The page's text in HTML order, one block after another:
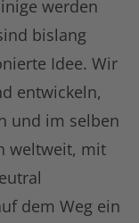
werden
bislang
Idee. Wir
entwickeln,
und im selben
weltweit, mit
dem Weg ein